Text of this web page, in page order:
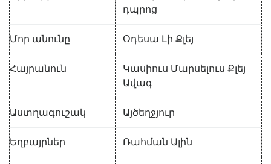
դպրոց
Մոր անունը Օդեսա Լի Քլեյ
Հայրանուն
Կասիուս Մարսելուս Քլեյ
Ավագ
Աստղագուշակ Այծեղջյուր
Եղբայրներ Ռահման Ալին